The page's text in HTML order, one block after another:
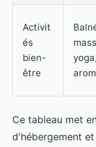
Activit
és
bien-
être
Ce tableau met
d'hébergement